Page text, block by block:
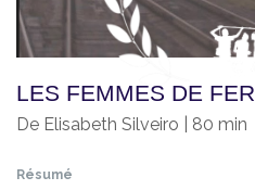
LES FEMMES DE FER
De Elisabeth Silveiro | 80 min
Résumé